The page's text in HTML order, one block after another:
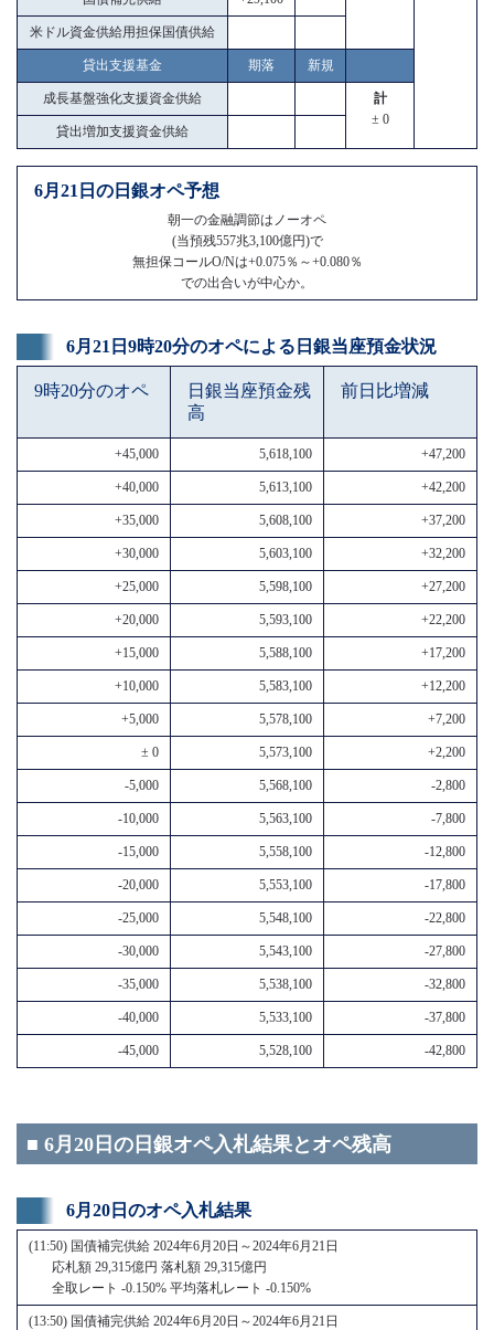
米ドル資金供給用担保国債供給
貸出支援基金 期落 新規
成長基盤強化支援資金供給
計
± 0
貸出増加支援資金供給
6月21日の日銀オペ予想
朝一の金融調節はノーオペ
(当預残557兆3,100億円)で
無担保コールO/Nは+0.075％～+0.080％
での出合いが中心か。
6月21日9時20分のオペによる日銀当座預金状況
9時20分のオペ
日銀当座預金残
高
前日比増減
+45,000 5,618,100 +47,200
+40,000 5,613,100 +42,200
+35,000 5,608,100 +37,200
+30,000 5,603,100 +32,200
+25,000 5,598,100 +27,200
+20,000 5,593,100 +22,200
+15,000 5,588,100 +17,200
+10,000 5,583,100 +12,200
+5,000 5,578,100 +7,200
± 0 5,573,100 +2,200
-5,000 5,568,100 -2,800
-10,000 5,563,100 -7,800
-15,000 5,558,100 -12,800
-20,000 5,553,100 -17,800
-25,000 5,548,100 -22,800
-30,000 5,543,100 -27,800
-35,000 5,538,100 -32,800
-40,000 5,533,100 -37,800
-45,000 5,528,100 -42,800
■ 6月20日の日銀オペ入札結果とオペ残高
6月20日のオペ入札結果
(11:50) 国債補完供給 2024年6月20日～2024年6月21日
応札額 29,315億円 落札額 29,315億円
全取レート -0.150% 平均落札レート -0.150%
(13:50) 国債補完供給 2024年6月20日～2024年6月21日